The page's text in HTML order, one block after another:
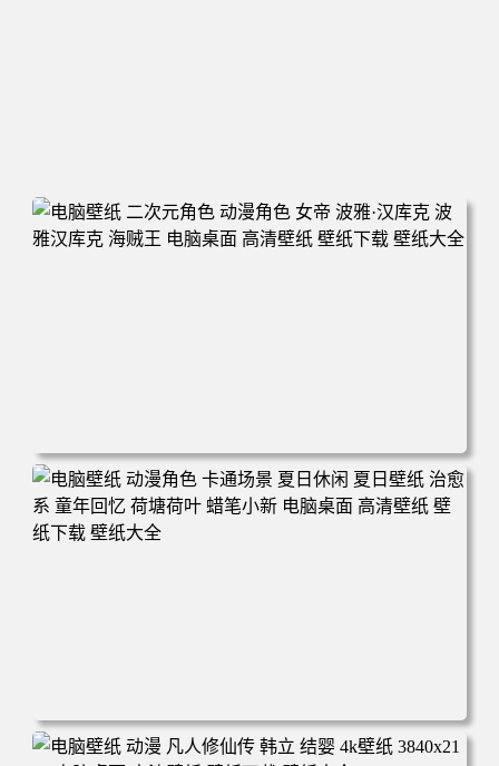
电脑壁纸 二次元角色 动漫角色 女帝 波雅·汉库克 波雅汉库
克 海贼王 电脑桌面 高清壁纸 壁纸下载 壁纸大全
电脑壁纸 动漫角色 卡通场景 夏日休闲 夏日壁纸 治愈系 童